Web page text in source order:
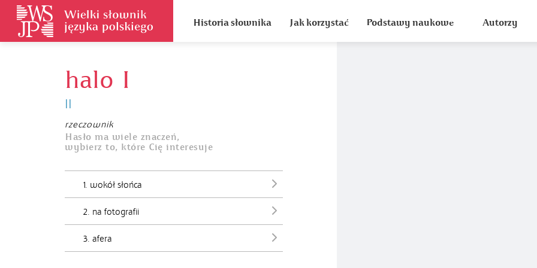
Historia słownika Jak korzystać Podstawy naukowe Autorzy
halo I
II
rzeczownik
Hasło ma wiele znaczeń,
wybierz to, które Cię interesuje
1. wokół słońca
2. na fotografii
3. afera